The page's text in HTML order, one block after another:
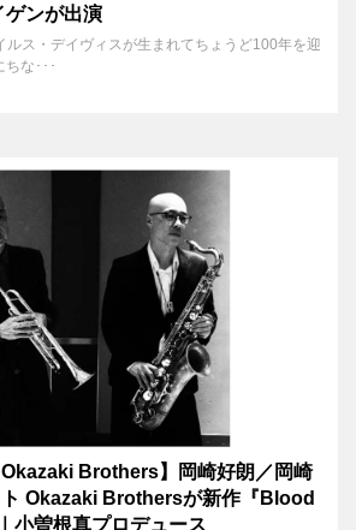
ゲンが出演
ス・デイヴィスが生まれてちょうど100年を迎
な･･･
Okazaki Brothers】岡崎好朗／岡崎
Okazaki Brothersが新作『Blood
小曽根真プロデュース